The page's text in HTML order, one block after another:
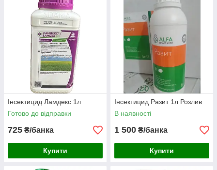
Інсектицид Ламдекс 1л
Готово до відправки
725 ₴/банка
Купити
Інсектицид Разит 1л Розлив
В наявності
1 500 ₴/банка
Купити